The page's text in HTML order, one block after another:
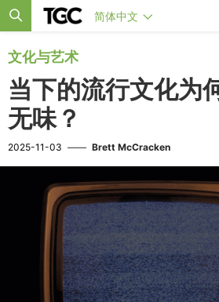
简体中文
文化与艺术
当下的流行文化为
无味？
2025-11-03 —— Brett McCracken